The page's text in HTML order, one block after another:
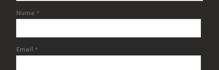
Nume *
Email *